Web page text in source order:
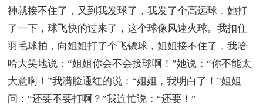
神就接不住了，又到我发球了，我发了个高远球，她打
了一下，球飞快的过来了，这个球像风速火球。我扣住
羽毛球拍，向姐姐打了个飞镖球，姐姐接不住了，我哈
哈大笑地说：“姐姐你会不会接球啊！”她说：“你不能太
大意啊！”我满脸通红的说：“姐姐，我明白了！”姐姐
问：“还要不要打啊？”我连忙说：“还要！”